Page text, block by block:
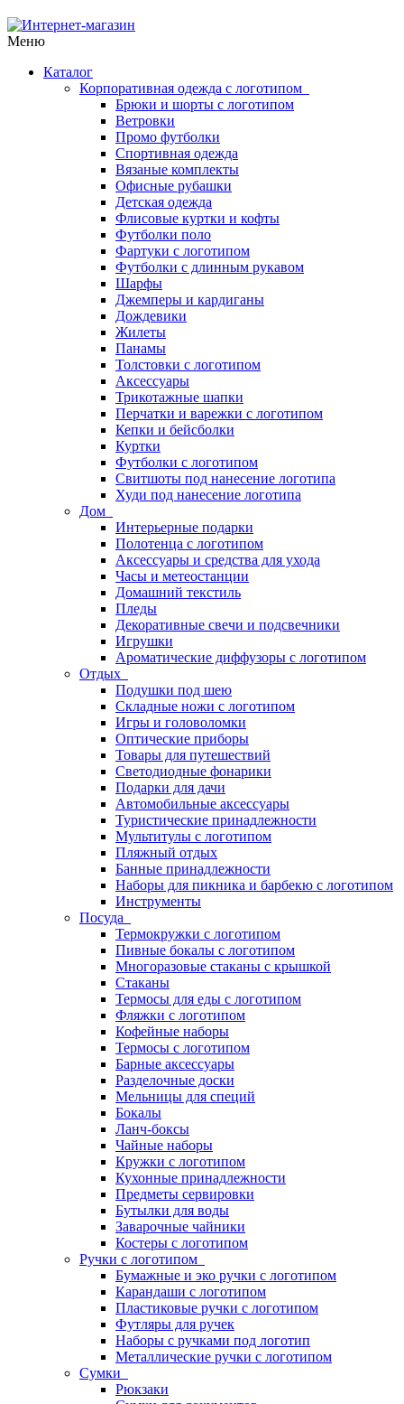
Меню
Каталог
Корпоративная одежда с логотипом
Брюки и шорты с логотипом
Ветровки
Промо футболки
Спортивная одежда
Вязаные комплекты
Офисные рубашки
Детская одежда
Флисовые куртки и кофты
Футболки поло
Фартуки с логотипом
Футболки с длинным рукавом
Шарфы
Джемперы и кардиганы
Дождевики
Жилеты
Панамы
Толстовки с логотипом
Аксессуары
Трикотажные шапки
Перчатки и варежки с логотипом
Кепки и бейсболки
Куртки
Футболки с логотипом
Свитшоты под нанесение логотипа
Худи под нанесение логотипа
Дом
Интерьерные подарки
Полотенца с логотипом
Аксессуары и средства для ухода
Часы и метеостанции
Домашний текстиль
Пледы
Декоративные свечи и подсвечники
Игрушки
Ароматические диффузоры с логотипом
Отдых
Подушки под шею
Складные ножи с логотипом
Игры и головоломки
Оптические приборы
Товары для путешествий
Светодиодные фонарики
Подарки для дачи
Автомобильные аксессуары
Туристические принадлежности
Мультитулы с логотипом
Пляжный отдых
Банные принадлежности
Наборы для пикника и барбекю с логотипом
Инструменты
Посуда
Термокружки с логотипом
Пивные бокалы с логотипом
Многоразовые стаканы с крышкой
Стаканы
Термосы для еды с логотипом
Фляжки с логотипом
Кофейные наборы
Термосы с логотипом
Барные аксессуары
Разделочные доски
Мельницы для специй
Бокалы
Ланч-боксы
Чайные наборы
Кружки с логотипом
Кухонные принадлежности
Предметы сервировки
Бутылки для воды
Заварочные чайники
Костеры с логотипом
Ручки с логотипом
Бумажные и эко ручки с логотипом
Карандаши с логотипом
Пластиковые ручки с логотипом
Футляры для ручек
Наборы с ручками под логотип
Металлические ручки с логотипом
Сумки
Рюкзаки